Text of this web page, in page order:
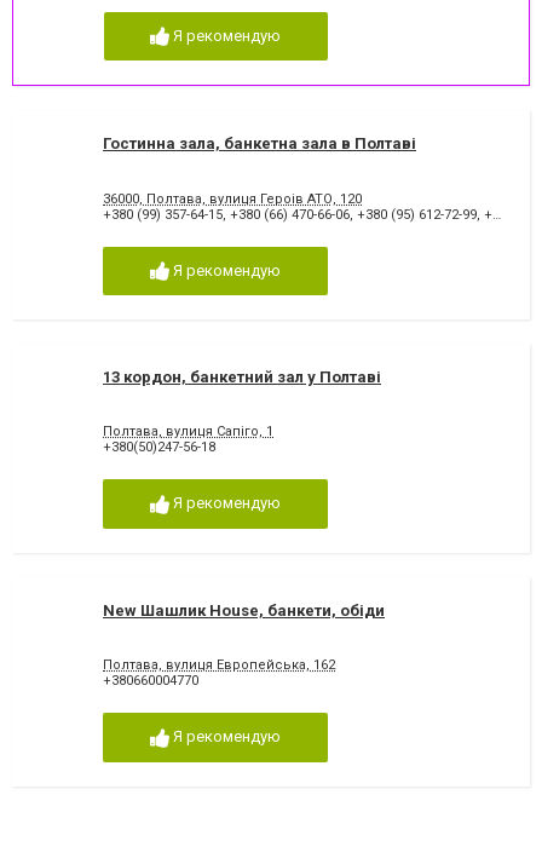
Я рекомендую
Гостинна зала, банкетна зала в Полтаві
36000, Полтава, вулиця Героів АТО, 120
+380 (99) 357-64-15 +380 (66) 470-66-06 +380 (95) 612-72-99 +380 (97) 414-74-85
Я рекомендую
13 кордон, банкетний зал у Полтаві
Полтава, вулиця Сапіго, 1
+380(50)247-56-18
Я рекомендую
New Шашлик House, банкети, обіди
Полтава, вулиця Европейська, 162
+380660004770
Я рекомендую